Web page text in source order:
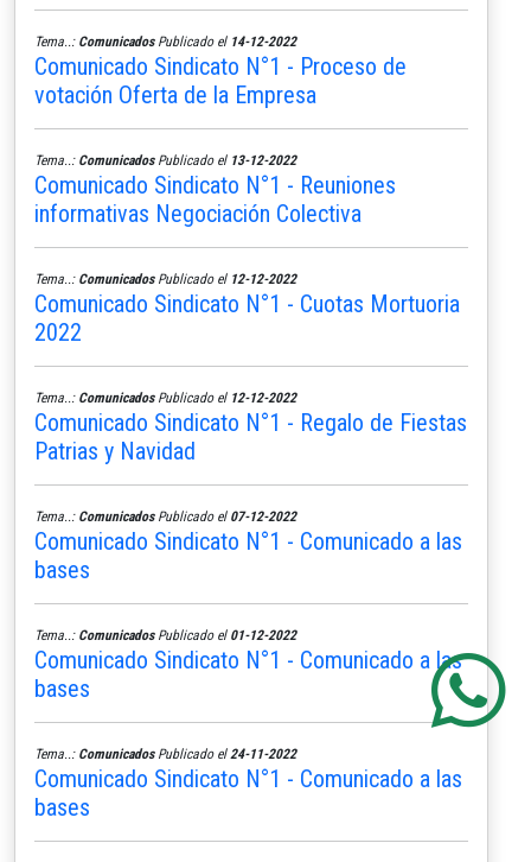
Tema..: ComunicadosPublicado el 14-12-2022
Comunicado Sindicato N°1 - Proceso de
votación Oferta de la Empresa
Tema..: ComunicadosPublicado el 13-12-2022
Comunicado Sindicato N°1 - Reuniones
informativas Negociación Colectiva
Tema..: ComunicadosPublicado el 12-12-2022
Comunicado Sindicato N°1 - Cuotas Mortuoria
2022
Tema..: ComunicadosPublicado el 12-12-2022
Comunicado Sindicato N°1 - Regalo de Fiestas
Patrias y Navidad
Tema..: ComunicadosPublicado el 07-12-2022
Comunicado Sindicato N°1 - Comunicado a las
bases
Tema..: ComunicadosPublicado el 01-12-2022
Comunicado Sindicato N°1 - Comunicado a las
bases
Tema..: ComunicadosPublicado el 24-11-2022
Comunicado Sindicato N°1 - Comunicado a las
bases